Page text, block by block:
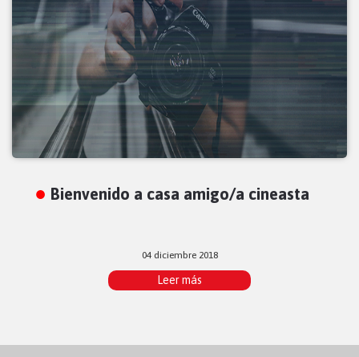
Bienvenido a casa amigo/a cineasta
04 diciembre 2018
Leer más